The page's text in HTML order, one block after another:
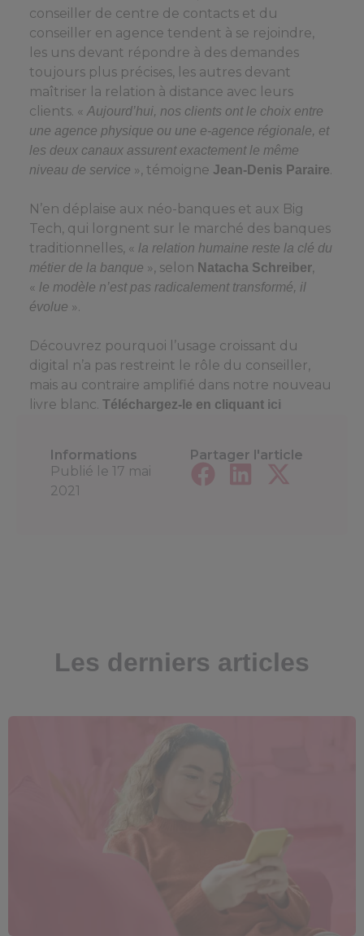
conseiller de centre de contacts et du
conseiller en agence tendent à se rejoindre,
les uns devant répondre à des demandes
toujours plus précises, les autres devant
maîtriser la relation à distance avec leurs
clients. « Aujourd’hui, nos clients ont le choix entre
une agence physique ou une e-agence régionale, et
les deux canaux assurent exactement le même
niveau de service », témoigne Jean-Denis Paraire.
N’en déplaise aux néo-banques et aux Big
Tech, qui lorgnent sur le marché des banques
traditionnelles, « la relation humaine reste la clé du
métier de la banque », selon Natacha Schreiber,
« le modèle n’est pas radicalement transformé, il
évolue ».
Découvrez pourquoi l’usage croissant du
digital n’a pas restreint le rôle du conseiller,
mais au contraire amplifié dans notre nouveau
livre blanc. Téléchargez-le en cliquant ici
Informations
Publié le 17 mai
2021
Partager l'article
Les derniers articles